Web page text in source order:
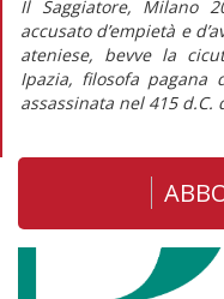
Il Saggiatore, Milano
accusato d’empietà e
ateniese, bevve la
Ipazia, filosofa pagana
assassinata nel 415 d.C.